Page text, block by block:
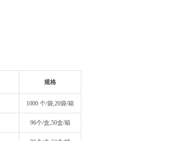
规格
1000 个/袋,20袋/箱
96个/盒,50盒/箱